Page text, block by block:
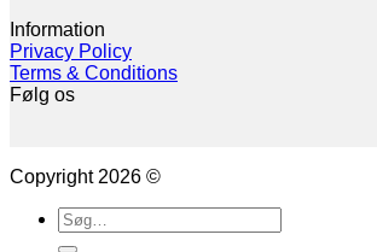
Information
Privacy Policy
Terms & Conditions
Følg os
Copyright 2026 ©
Søg
efter: